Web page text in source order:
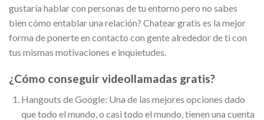
gustaría hablar con personas de tu entorno pero no sabes
bien cómo entablar una relación? Chatear gratis es la mejor
forma de ponerte en contacto con gente alrededor de ti con
tus mismas motivaciones e inquietudes.
¿Cómo conseguir videollamadas gratis?
Hangouts de Google: Una de las mejores opciones dado
que todo el mundo, o casi todo el mundo, tienen una cuenta